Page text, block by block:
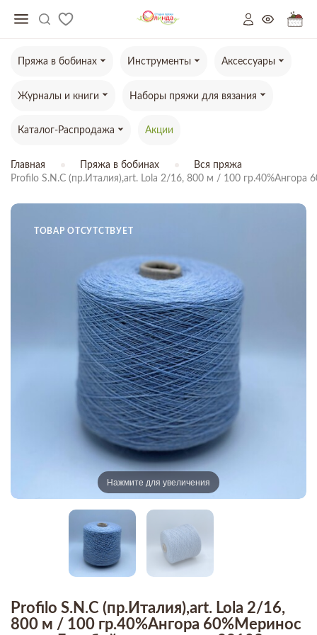
Пряжа в бобинах Инструменты Аксессуары
Журналы и книги Наборы пряжи для вязания
Каталог-Распродажа Акции
Главная Пряжа в бобинах
Вся пряжа
Profilo S.N.C (пр.Италия),art. Lola 2/16, 800 м / 100 гр.40%Ангора
ТОВАР ОТСУТСТВУЕТ
Нажмите для увеличения
Profilo S.N.C (пр.Италия),art. Lola 2/16,
800 м / 100 гр.40%Ангора 60%Меринос